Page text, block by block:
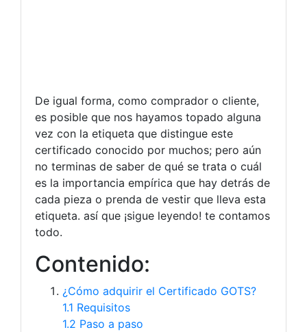
De igual forma, como comprador o cliente,
es posible que nos hayamos topado alguna
vez con la etiqueta que distingue este
certificado conocido por muchos; pero aún
no terminas de saber de qué se trata o cuál
es la importancia empírica que hay detrás de
cada pieza o prenda de vestir que lleva esta
etiqueta. así que ¡sigue leyendo! te contamos
todo.
Contenido:
¿Cómo adquirir el Certificado GOTS?
1.1 Requisitos
1.2 Paso a paso